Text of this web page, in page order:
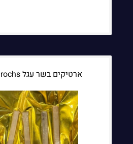
ארטיקים בשר עגל Aurochs-